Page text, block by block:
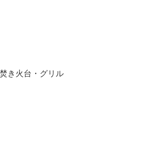
焚き火台・グリル